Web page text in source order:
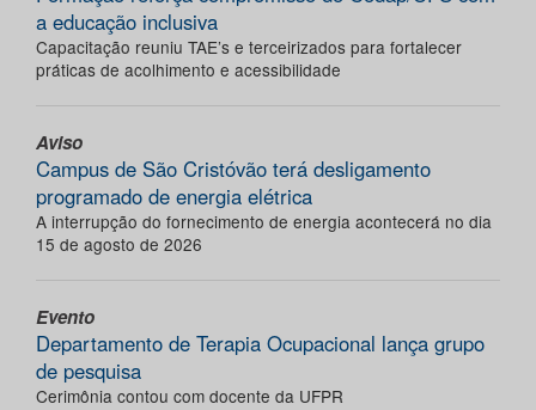
a educação inclusiva
Capacitação reuniu TAE’s e terceirizados para fortalecer
práticas de acolhimento e acessibilidade
Aviso
Campus de São Cristóvão terá desligamento
programado de energia elétrica
A interrupção do fornecimento de energia acontecerá no dia
15 de agosto de 2026
Evento
Departamento de Terapia Ocupacional lança grupo
de pesquisa
Cerimônia contou com docente da UFPR